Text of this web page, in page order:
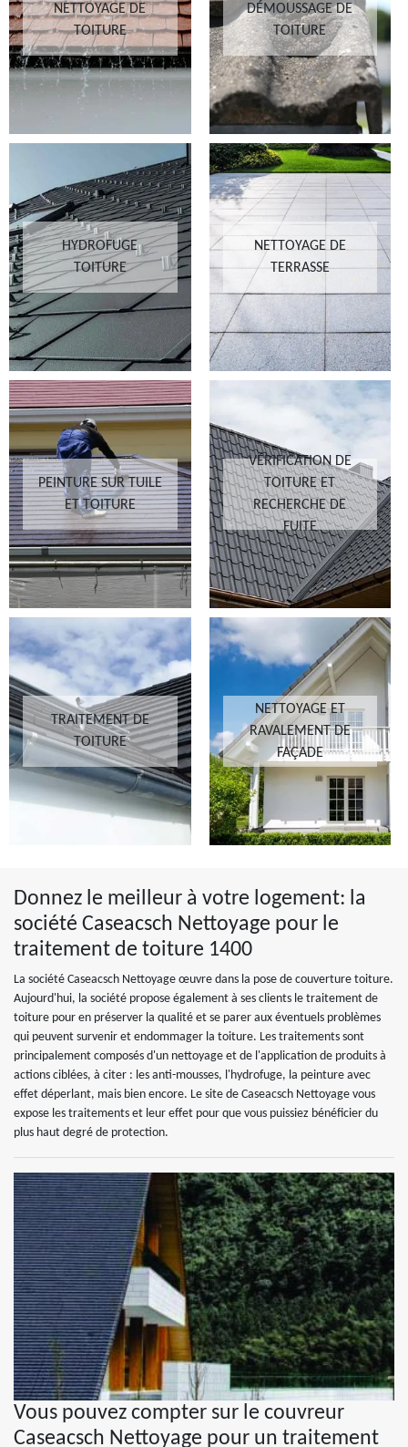
NETTOYAGE DE
TOITURE
DÉMOUSSAGE DE
TOITURE
HYDROFUGE
TOITURE
NETTOYAGE DE
TERRASSE
PEINTURE SUR TUILE
ET TOITURE
VÉRIFICATION DE
TOITURE ET
RECHERCHE DE
FUITE
TRAITEMENT DE
TOITURE
NETTOYAGE ET
RAVALEMENT DE
FAÇADE
Donnez le meilleur à votre logement: la
société Caseacsch Nettoyage pour le
traitement de toiture 1400
La société Caseacsch Nettoyage œuvre dans la pose de couverture toiture.
Aujourd'hui, la société propose également à ses clients le traitement de
toiture pour en préserver la qualité et se parer aux éventuels problèmes
qui peuvent survenir et endommager la toiture. Les traitements sont
principalement composés d'un nettoyage et de l'application de produits à
actions ciblées, à citer : les anti-mousses, l'hydrofuge, la peinture avec
effet déperlant, mais bien encore. Le site de Caseacsch Nettoyage vous
expose les traitements et leur effet pour que vous puissiez bénéficier du
plus haut degré de protection.
Vous pouvez compter sur le couvreur
Caseacsch Nettoyage pour un traitement